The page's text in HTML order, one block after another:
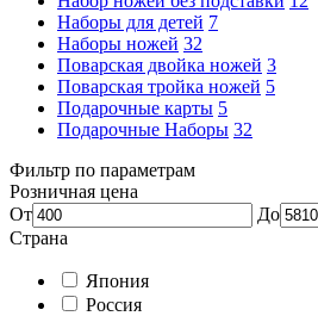
Наборы для детей 7
Наборы ножей 32
Поварская двойка ножей 3
Поварская тройка ножей 5
Подарочные карты 5
Подарочные Наборы 32
Фильтр по параметрам
Розничная цена
От
До
Страна
Япония
Россия